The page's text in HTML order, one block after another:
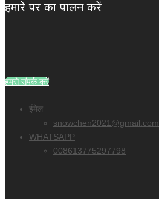
हमारे पर का पालन करें
हमसे संपर्क करें
ईमेल
snowchen2021@gmail.com
WHATSAPP
008613775297798